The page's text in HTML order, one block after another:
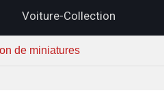
Voiture-Collection
de miniatures